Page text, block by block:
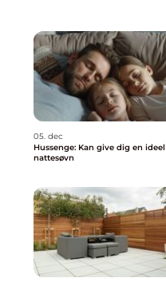
05. dec
Hussenge: Kan give dig en ideel
nattesøvn